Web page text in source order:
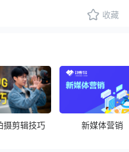
 收藏
摄剪辑技巧 新媒体营销